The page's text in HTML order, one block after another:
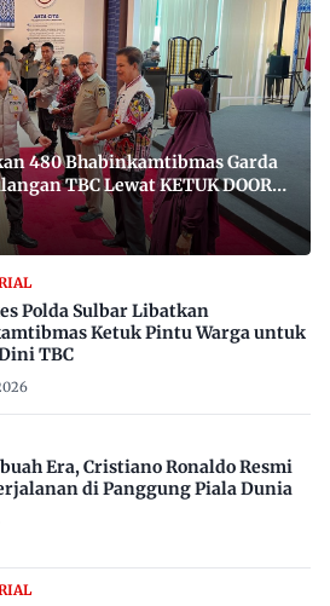
480 Bhabinkamtibmas Garda
TBC Lewat KETUK DOORS
Polda Sulbar Libatkan
Ketuk Pintu Warga untuk
TBC
Era, Cristiano Ronaldo Resmi
di Panggung Piala Dunia